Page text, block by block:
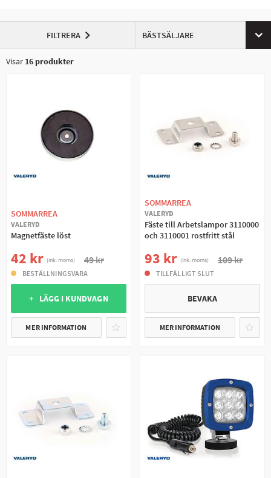
FILTRERA BÄSTSÄLJARE
Visar 16 produkter
SOMMARREA
VALERYD
Magnetfäste löst
42 kr (ink. moms) 49 kr
BESTÄLLNINGSVARA
+ LÄGG I KUNDVAGN
MER INFORMATION
SOMMARREA
VALERYD
Fäste till Arbetslampor 3110000
och 3110001 rostfritt stål
93 kr (ink. moms) 109 kr
TILLFÄLLIGT SLUT
BEVAKA
MER INFORMATION